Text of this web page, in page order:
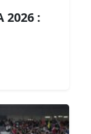
2026 :